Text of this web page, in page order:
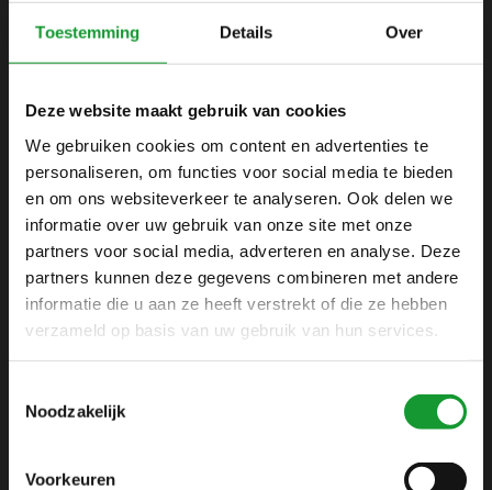
Toestemming Details Over
Deze website maakt gebruik van cookies
We gebruiken cookies om content en advertenties te
personaliseren, om functies voor social media te bieden
en om ons websiteverkeer te analyseren. Ook delen we
informatie over uw gebruik van onze site met onze
partners voor social media, adverteren en analyse. Deze
partners kunnen deze gegevens combineren met andere
informatie die u aan ze heeft verstrekt of die ze hebben
verzameld op basis van uw gebruik van hun services.
Noodzakelijk
Voorkeuren
SHIRTSUPPLIER.NL
Webshop voor mannen
Zijlijnstraat 24
1433 DC
+31 6 42 52 32 80
+31 6 42 52 32 80